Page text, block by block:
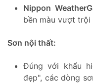
Nippon
bền màu vượt trội
Sơn nội thất:
Đúng với khẩu
đẹp", các dòng